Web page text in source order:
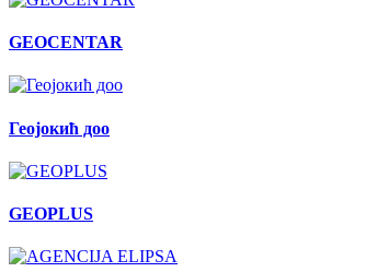
GEOCENTAR
Геојокић доо
GEOPLUS